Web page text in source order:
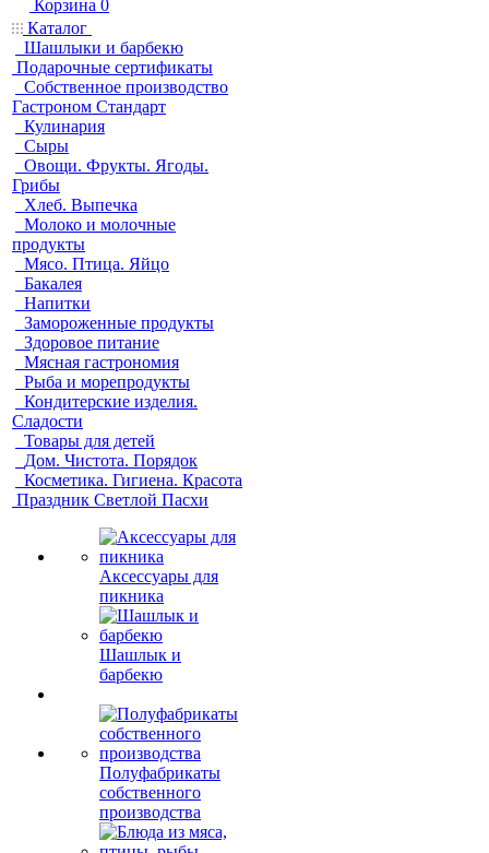
Корзина 0
Каталог
Шашлыки и барбекю
Подарочные сертификаты
Собственное производство
Гастроном Стандарт
Кулинария
Сыры
Овощи. Фрукты. Ягоды.
Грибы
Хлеб. Выпечка
Молоко и молочные
продукты
Мясо. Птица. Яйцо
Бакалея
Напитки
Замороженные продукты
Здоровое питание
Мясная гастрономия
Рыба и морепродукты
Кондитерские изделия.
Сладости
Товары для детей
Дом. Чистота. Порядок
Косметика. Гигиена. Красота
Праздник Светлой Пасхи
Аксессуары для
пикника
Шашлык и
барбекю
Полуфабрикаты
собственного
производства